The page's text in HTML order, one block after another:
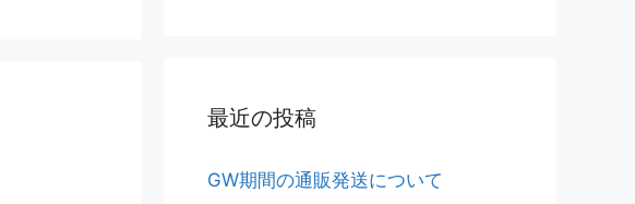
最近の投稿
GW期間の通販発送について